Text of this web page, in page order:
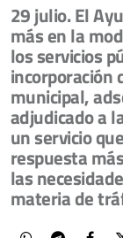
29 julio. El
más en la
los servicios
incorporación
municipal,
adjudicado a
un servicio
respuesta
las
materia de